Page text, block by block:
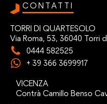
CONTATTI
TORRI DI QUARTESOLO
Via Roma, 53, 36040 Torri
0444 582525
+ 39 366 3699917
VICENZA
Contrà Camillo Benso